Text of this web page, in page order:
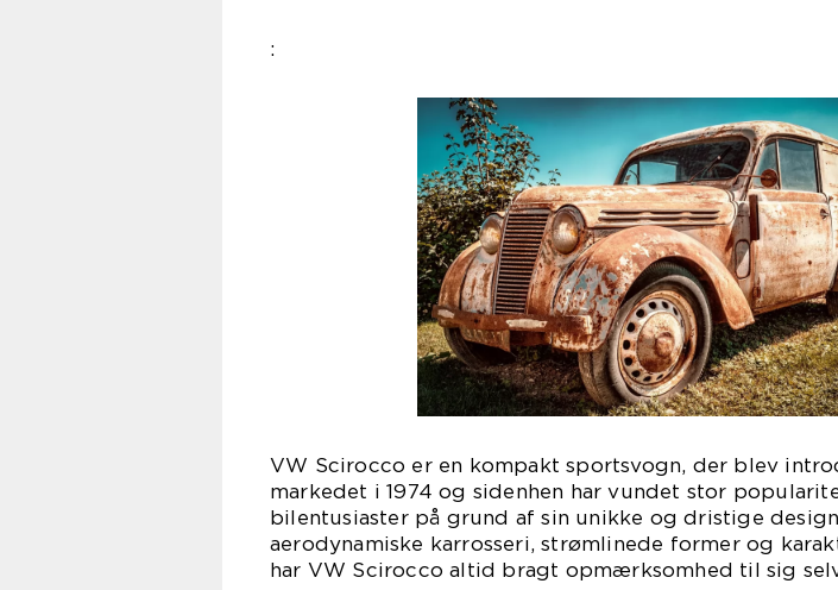
:
VW Scirocco er en kompakt sportsvogn, der blev
markedet i 1974 og sidenhen har vundet stor
bilentusiaster på grund af sin unikke og dristige
aerodynamiske karrosseri, strømlinede former og
har VW Scirocco altid bragt opmærksomhed til sig